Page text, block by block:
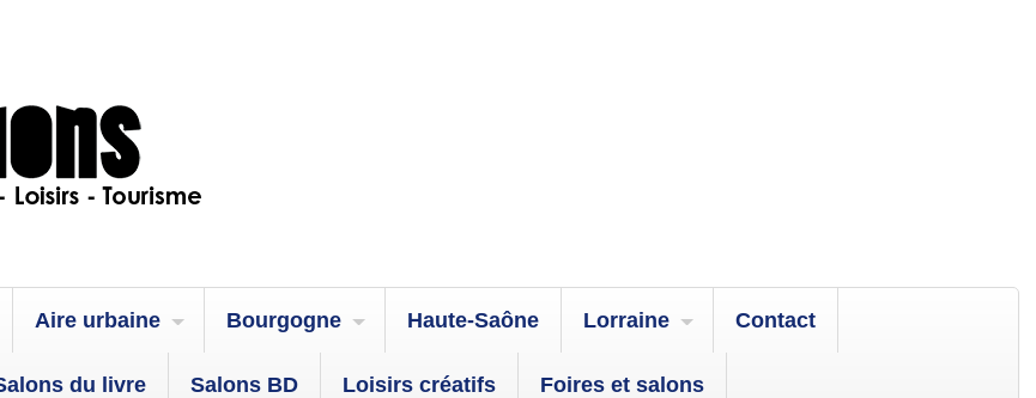
Aire urbaine Bourgogne Haute-Saône Lorraine Contact
du livre Salons BD Loisirs créatifs Foires et salons